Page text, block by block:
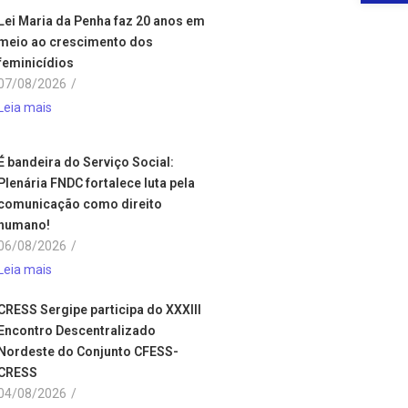
Maria da Penha faz 20 anos em
ao crescimento dos
08/2026 /
mais
bandeira do Serviço Social:
FNDC fortalece luta pela
como direito
08/2026 /
mais
Sergipe participa do XXXIII
Descentralizado
do Conjunto CFESS-
08/2026 /